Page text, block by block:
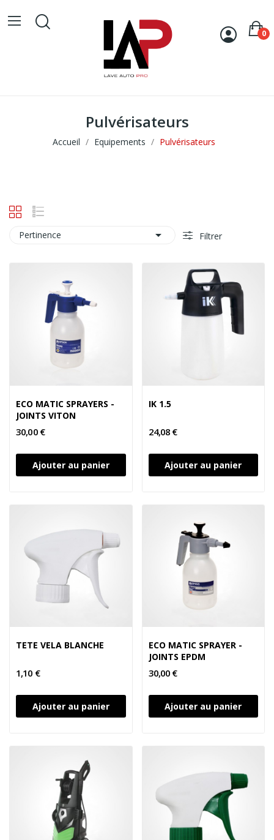
0
Pulvérisateurs
Accueil Equipements Pulvérisateurs
Pertinence  Filtrer
ECO MATIC SPRAYERS -
JOINTS VITON
30,00 €
Ajouter au panier
IK 1.5
24,08 €
Ajouter au panier
TETE VELA BLANCHE
1,10 €
Ajouter au panier
ECO MATIC SPRAYER -
JOINTS EPDM
30,00 €
Ajouter au panier